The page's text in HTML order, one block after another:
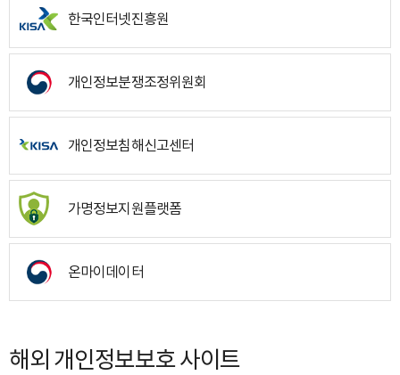
한국인터넷진흥원
개인정보분쟁조정위원회
개인정보침해신고센터
가명정보지원플랫폼
온마이데이터
해외 개인정보보호 사이트